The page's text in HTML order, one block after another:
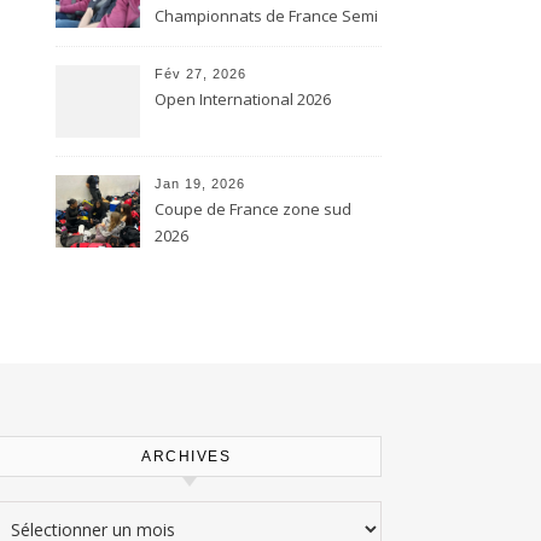
Championnats de France Semi
Fév 27, 2026
Open International 2026
Jan 19, 2026
Coupe de France zone sud
2026
ARCHIVES